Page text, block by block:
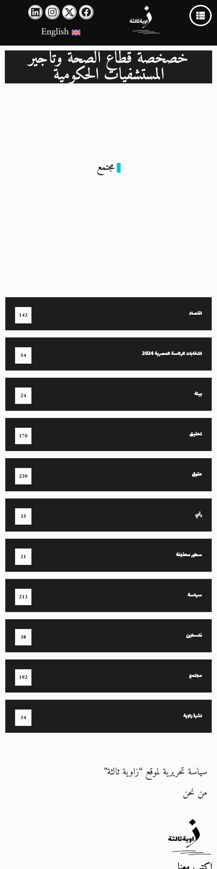
English
خصخصة قطاع الصحة وتأجير
المستشفيات الحكومية
مجتمع
اقتصاد 143
انتخابات الرئاسة المصرية 2024 54
بيئة 24
تحقيق 170
حقوق 230
رأي 35
سطور محذوفة 21
سياسة 213
فلسطين 38
مجتمع 192
نشرة زاوية 34
سياسة تحريرية لموقع “زاوية ثالثة”
من نحن